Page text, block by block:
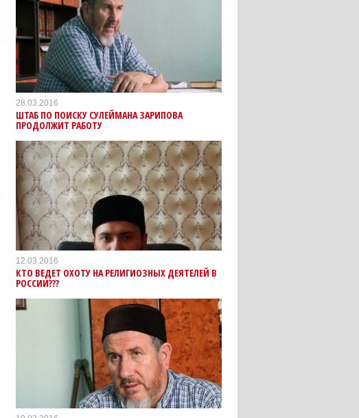
28.03.2016
ШТАБ ПО ПОИСКУ СУЛЕЙМАНА ЗАРИПОВА
ПРОДОЛЖИТ РАБОТУ
12.03.2016
КТО ВЕДЕТ ОХОТУ НА РЕЛИГИОЗНЫХ ДЕЯТЕЛЕЙ В
РОССИИ???